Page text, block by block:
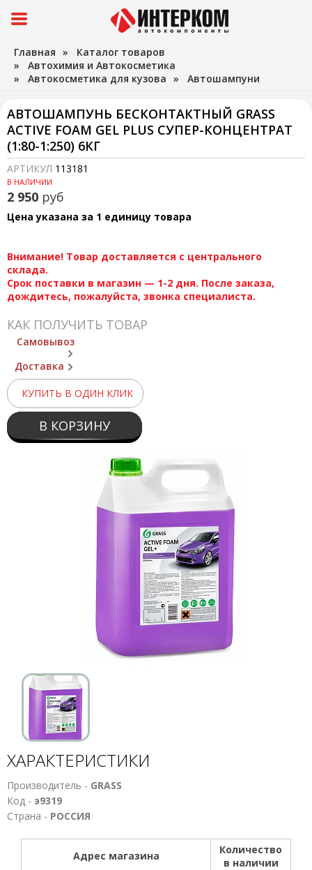
Главная » Каталог товаров
» Автохимия и Автокосметика
» Автокосметика для кузова » Автошампуни
АВТОШАМПУНЬ БЕСКОНТАКТНЫЙ GRASS
ACTIVE FOAM GEL PLUS СУПЕР-КОНЦЕНТРАТ
(1:80-1:250) 6КГ
АРТИКУЛ 113181
В НАЛИЧИИ
2 950 руб
Цена указана за 1 единицу товара
Внимание! Товар доставляется с центрального
склада.
Срок поставки в магазин — 1-2 дня. После заказа,
дождитесь, пожалуйста, звонка специалиста.
КАК ПОЛУЧИТЬ ТОВАР
Самовывоз
Доставка
КУПИТЬ В ОДИН КЛИК
В КОРЗИНУ
ХАРАКТЕРИСТИКИ
Производитель - GRASS
Код - э9319
Страна - РОССИЯ
Адрес магазина
Количество
в наличии